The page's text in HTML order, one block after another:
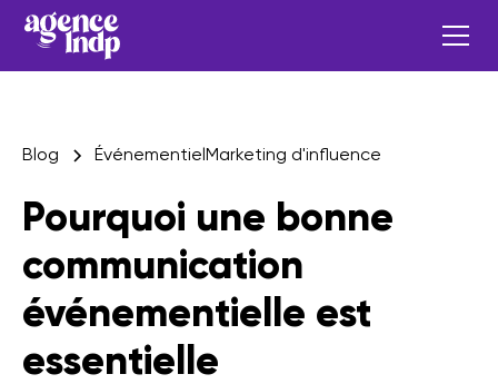
Blog Événementiel Marketing d'influence
Pourquoi une bonne
communication
événementielle est
essentielle